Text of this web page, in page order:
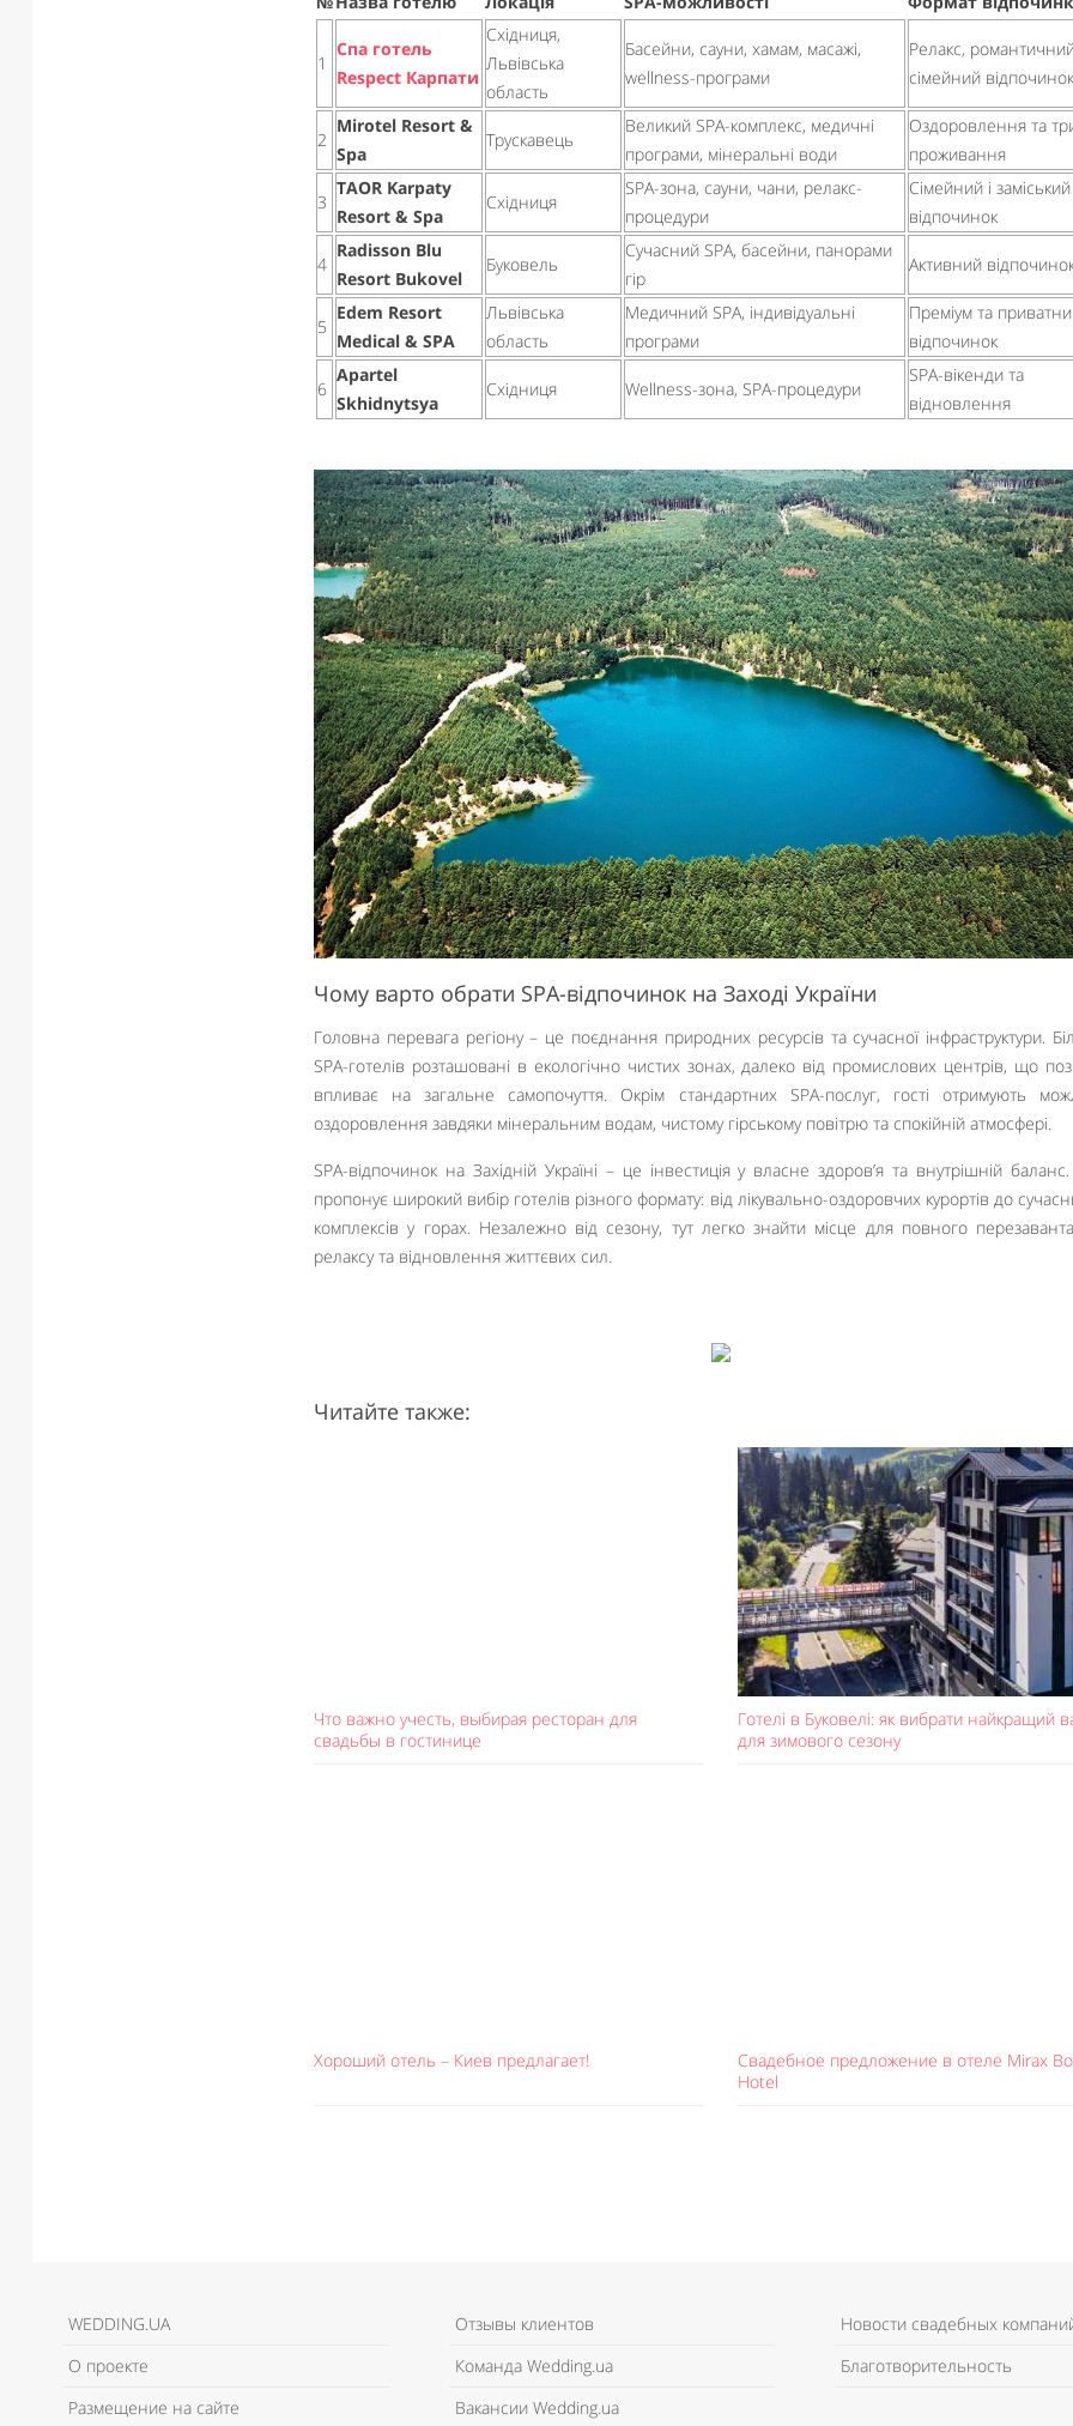
1
Спа готель
Respect Карпати
Східниця,
Львівська
область
Басейни, сауни, хамам, масажі,
wellness-програми
Релакс,
сімейний відпочинок
2
Mirotel Resort &
Spa
Трускавець
Великий SPA-комплекс, медичні
програми, мінеральні води
Оздоровлення та
проживання
3
TAOR Karpaty
Resort & Spa
Східниця
SPA-зона, сауни, чани, релакс-
процедури
Сімейний і заміський
відпочинок
4
Radisson Blu
Resort Bukovel
Буковель
Сучасний SPA, басейни, панорами
гір
Активний
5
Edem Resort
Medical & SPA
Львівська
область
Медичний SPA, індивідуальні
програми
Преміум та
відпочинок
6
Apartel
Skhidnytsya
Східниця Wellness-зона, SPA-процедури
SPA-вікенди та
відновлення
Чому варто обрати SPA-відпочинок на Заході України
Головна перевага регіону – це поєднання природних ресурсів та сучасної інфраструктури.
SPA-готелів розташовані в екологічно чистих зонах, далеко від промислових центрів, що
впливає на загальне самопочуття. Окрім стандартних SPA-послуг, гості отримують
оздоровлення завдяки мінеральним водам, чистому гірському повітрю та спокійній атмосфері.
SPA-відпочинок на Західній Україні – це інвестиція у власне здоров’я та внутрішній
пропонує широкий вибір готелів різного формату: від лікувально-оздоровчих курортів до
комплексів у горах. Незалежно від сезону, тут легко знайти місце для повного
релаксу та відновлення життєвих сил.
Читайте также:
Что важно учесть, выбирая ресторан для
свадьбы в гостинице
Готелі в Буковелі: як вибрати найкращий
для зимового сезону
Хороший отель – Киев предлагает!
Свадебное предложение в отеле Mirax
Hotel
WEDDING.UA
О проекте
Размещение на сайте
Отзывы клиентов
Команда Wedding.ua
Вакансии Wedding.ua
Новости свадебных
Благотворительность